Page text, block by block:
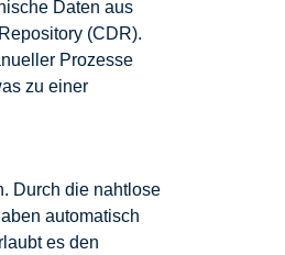
Daten aus
(CDR).
Prozesse
zu einer
Durch die nahtlose
automatisch
es den